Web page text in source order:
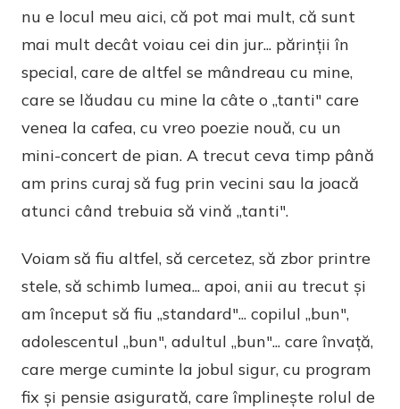
nu e locul meu aici, că pot mai mult, că sunt
mai mult decât voiau cei din jur... părinții în
special, care de altfel se mândreau cu mine,
care se lăudau cu mine la câte o „tanti" care
venea la cafea, cu vreo poezie nouă, cu un
mini-concert de pian. A trecut ceva timp până
am prins curaj să fug prin vecini sau la joacă
atunci când trebuia să vină „tanti".
Voiam să fiu altfel, să cercetez, să zbor printre
stele, să schimb lumea... apoi, anii au trecut și
am început să fiu „standard"... copilul „bun",
adolescentul „bun", adultul „bun"... care învață,
care merge cuminte la jobul sigur, cu program
fix și pensie asigurată, care împlinește rolul de